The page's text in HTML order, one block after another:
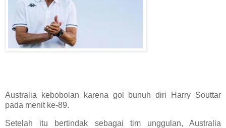
Australia kebobolan karena gol bunuh diri Harry Souttar
pada menit ke-89.
Setelah itu bertindak sebagai tim unggulan, Australia